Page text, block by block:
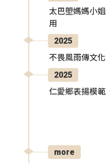
太巴塱媽媽小
用
2025
不畏風雨傳文
2025
仁愛鄉表揚模
more